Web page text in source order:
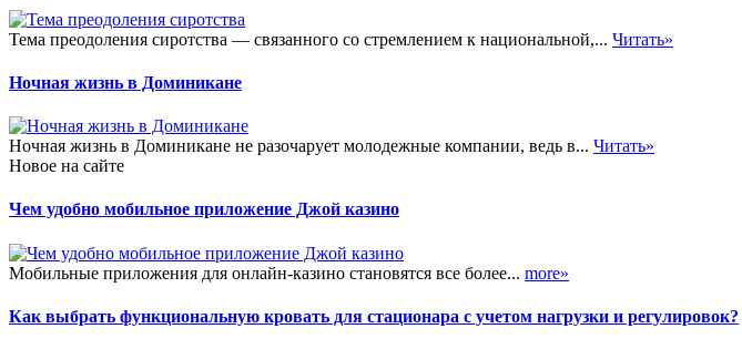
Тема преодоления сиротства — связанного со стремлением к национальной,... Читать»
Ночная жизнь в Доминикане
Ночная жизнь в Доминикане не разочарует молодежные компании, ведь в... Читать»
Новое на сайте
Чем удобно мобильное приложение Джой казино
Мобильные приложения для онлайн-казино становятся все более... more»
Как выбрать функциональную кровать для стационара с учетом нагрузки и регулировок?